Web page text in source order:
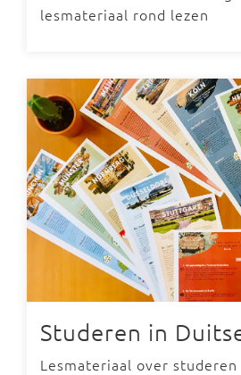
lesmateriaal rond lezen
Studeren in
Lesmateriaal over